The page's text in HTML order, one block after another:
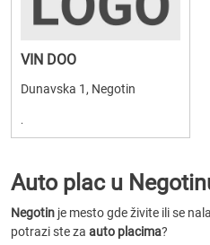
VIN DOO
Dunavska 1, Negotin
.
Auto plac u
Negotin je mesto gde živite ili se
potrazi ste za auto placima?